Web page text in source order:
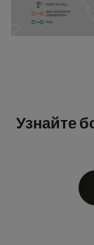
Узнайте